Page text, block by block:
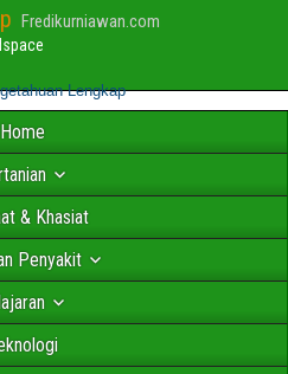
Fredikurniawan.com
Home
& Khasiat
Penyakit